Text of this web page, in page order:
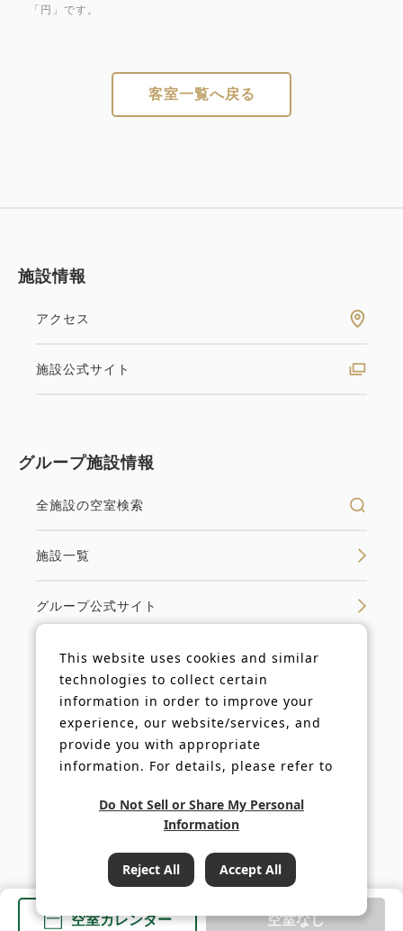
空室カレンダー 空室なし
「円」です。
客室一覧へ戻る
施設情報
アクセス
施設公式サイト
グループ施設情報
全施設の空室検索
施設一覧
グループ公式サイト
法人ログイン
キャンペーンログイン
プライバシーポリシー
COPYRIGHT© FUJIYA HOTEL Co.,Ltd. All Rights Reserved.
This website uses cookies and similar
technologies to collect certain
information in order to improve your
experience, our website/services, and
provide you with appropriate
information. For details, please refer to
Do Not Sell or Share My Personal
Information
Reject All Accept All